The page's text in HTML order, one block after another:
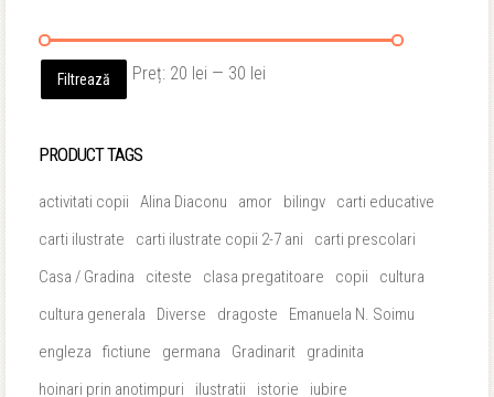
Preț
Preț
Filtrează Preț: 20 lei — 30 lei
PRODUCT TAGS
activitati copii Alina Diaconu amor bilingv
carti educative
carti ilustrate
carti ilustrate copii 2-7 ani
carti prescolari
Casa / Gradina
citeste clasa pregatitoare copii
cultura
cultura generala
Diverse dragoste
Emanuela N. Soimu
engleza
fictiune germana Gradinarit
gradinita
hoinari prin anotimpuri
ilustratii istorie
iubire